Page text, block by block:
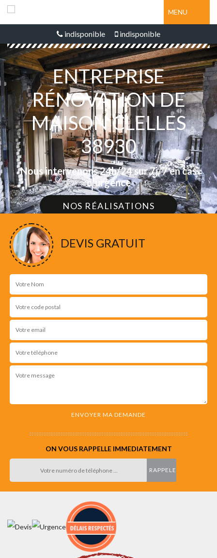
MENU
indisponible indisponible
ENTREPRISE
RÉNOVATION DE
MAISON CLELLES
38930
Nous intervenons 24h/24 sur 7j/7 en cas
d'urgence
NOS RÉALISATIONS
DEVIS GRATUIT
ON VOUS RAPPELLE IMMEDIATEMENT